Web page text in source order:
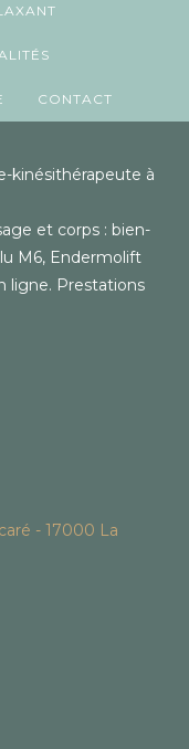
CONTACT
kinésithérapeute à
et corps : bien-
M6, Endermolift
ligne. Prestations
- 17000 La